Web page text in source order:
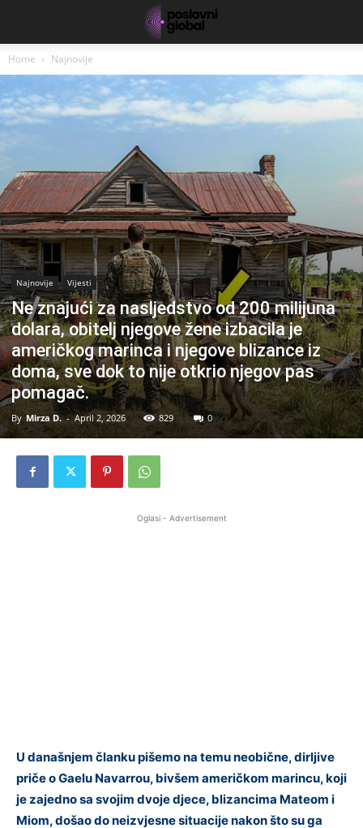
Home Najnovije
Najnovije Vijesti
Ne znajući za nasljedstvo od 200 milijuna
dolara, obitelj njegove žene izbacila je
američkog marinca i njegove blizance iz
doma, sve dok to nije otkrio njegov pas
pomagač.
By Mirza D. - April 2, 2026 829 0
Oglasi - Advertisement
U današnjem članku pišemo na temu neobične, dirljive
priče o Gaelu Navarrou, bivšem američkom marincu, koji
je zajedno sa svojim dvoje djece, blizancima Mateom i
Miom, došao do neizvjesne situacije nakon što su ga